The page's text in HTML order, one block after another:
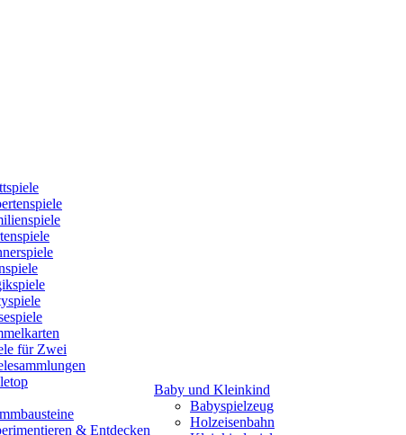
für Zwei
& Entdecken
Baby und Kleinkind
Babyspielzeug
Holzeisenbahn